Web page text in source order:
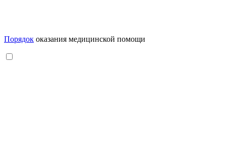
Порядок оказания медицинской помощи